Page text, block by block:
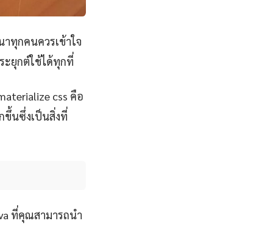
ทุกคนควรเข้าใจ
ะยุกต์ใช้ได้ทุกที่
css คือ
ขึ้นซึ่งเป็นสิ่งที่
ที่คุณสามารถนำ